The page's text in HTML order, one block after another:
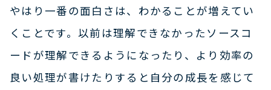
やはり一番の面白さは、わかることが増えてい
くことです。以前は理解できなかったソースコ
ードが理解できるようになったり、より効率の
良い処理が書けたりすると自分の成長を感じて